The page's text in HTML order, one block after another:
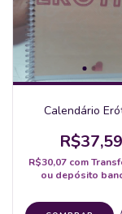
Calendário
R$37,59
R$30,07 com
ou depósito